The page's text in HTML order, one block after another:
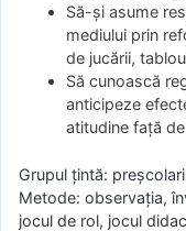
Să-şi asume
mediului prin
de jucării,
Să cunoască
anticipeze
atitudine faţă
Grupul ţintă:
Metode: observația,
jocul de rol, jocul